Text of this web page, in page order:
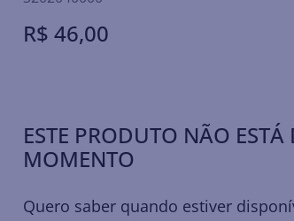
R$ 46,00
ESTE PRODUTO NÃO
MOMENTO
Quero saber quando estiver